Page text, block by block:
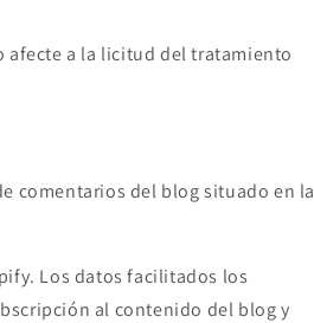
afecte a la licitud del tratamiento
comentarios del blog situado en la
Los datos facilitados los
al contenido del blog y